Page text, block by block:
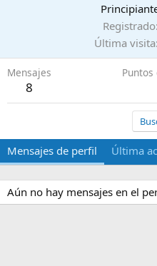
Registrado
Última visita
Mensajes
8
Mensajes de perfil Última
Aún no hay mensajes en el